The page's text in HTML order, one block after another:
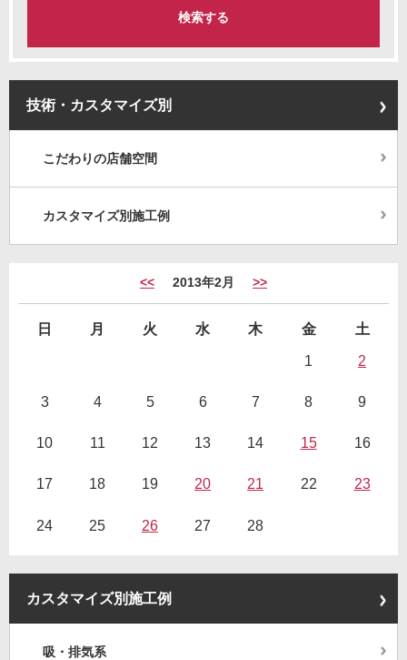
技術・カスタマイズ別
こだわりの店舗空間
カスタマイズ別施工例
<< 2013年2月 >>
日 月 火 水 木 金
土
1
2
3 4 5 6 7 8 9
10 11 12 13 14 15 16
17 18 19 20 21 22 23
24 25 26 27 28
カスタマイズ別施工例
吸・排気系